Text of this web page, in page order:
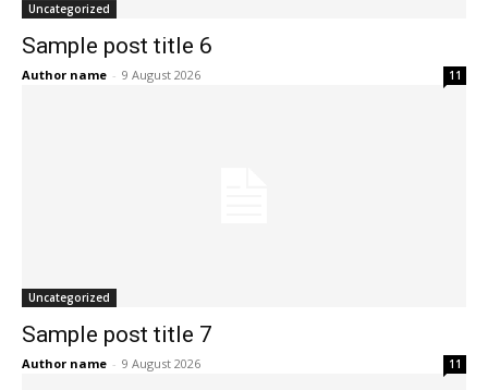
Uncategorized
Sample post title 6
Author name - 9 August 2026 11
Uncategorized
Sample post title 7
Author name - 9 August 2026 11